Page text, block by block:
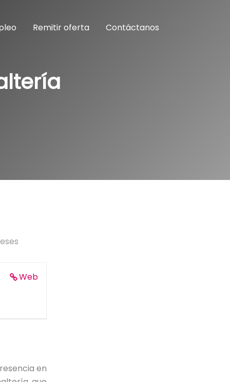
Remitir oferta Contáctanos
Web
en